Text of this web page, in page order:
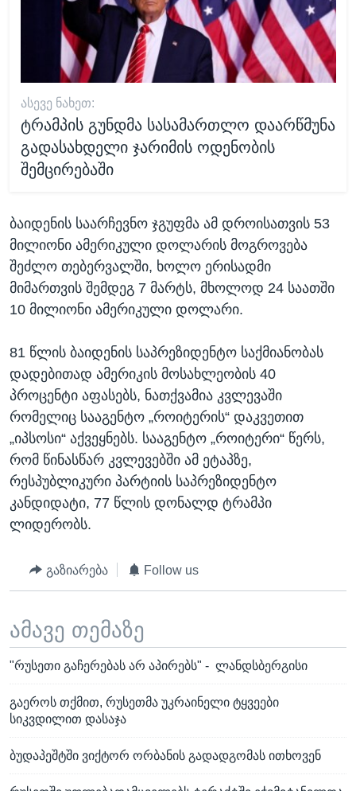
ᲐᲡᲔᲕᲔ ᲜᲐᲮᲔᲗ:
ტრამპის გუნდმა სასამართლო დაარწმუნა
გადასახდელი ჯარიმის ოდენობის
შემცირებაში
ბაიდენის საარჩევნო ჯგუფმა ამ დროისათვის 53
მილიონი ამერიკული დოლარის მოგროვება
შეძლო თებერვალში, ხოლო ერისადმი
მიმართვის შემდეგ 7 მარტს, მხოლოდ 24 საათში
10 მილიონი ამერიკული დოლარი.
81 წლის ბაიდენის საპრეზიდენტო საქმიანობას
დადებითად ამერიკის მოსახლეობის 40
პროცენტი აფასებს, ნათქვამია კვლევაში
რომელიც სააგენტო „როიტერის“ დაკვეთით
„იპსოსი“ აქვეყნებს. სააგენტო „როიტერი“ წერს,
რომ წინასწარ კვლევებში ამ ეტაპზე,
რესპუბლიკური პარტიის საპრეზიდენტო
კანდიდატი, 77 წლის დონალდ ტრამპი
ლიდერობს.
გაზიარება Follow us
ამავე თემაზე
"რუსეთი გაჩერებას არ აპირებს" - ლანდსბერგისი
გაეროს თქმით, რუსეთმა უკრაინელი ტყვეები
სიკვდილით დასაჯა
ბუდაპეშტში ვიქტორ ორბანის გადადგომას ითხოვენ